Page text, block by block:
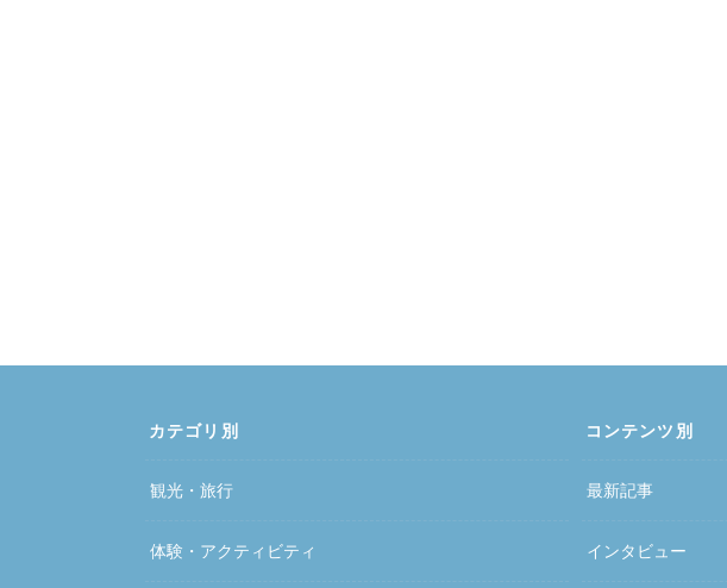
カテゴリ別
観光・旅行
体験・アクティビティ
コンテンツ別
最新記事
インタビュー